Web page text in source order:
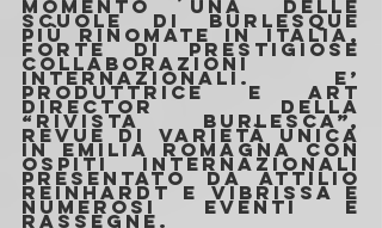
momento una delle
scuole di Burlesque
più rinomate in Italia,
forte di prestigiose
collaborazioni
internazionali. E’
produttrice e Art
Director della
“Rivista Burlesca”,
revue di varietà unica
in Emilia Romagna con
ospiti internazionali
presentato da Attilio
Reinhardt e Vibrissa e
numerosi eventi e
rassegne.